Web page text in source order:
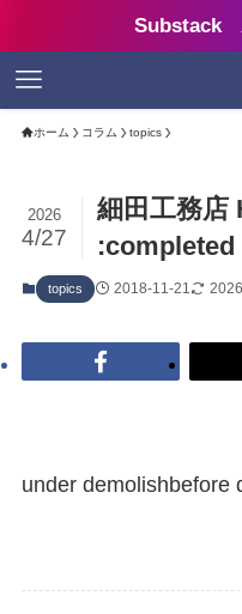
Substack
ホーム コラム topics
細田工務店
:completed
2026
4/27
topics 2018-11-21
under demolishbefore